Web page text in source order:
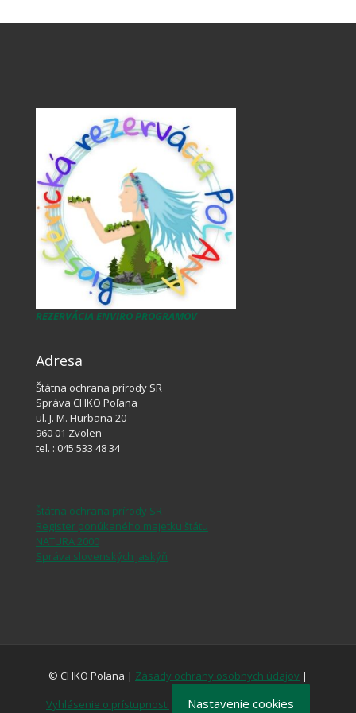
REZERVÁCIA ENVIRO PROGRAMOV
Adresa
Štátna ochrana prírody SR
Správa CHKO Poľana
ul. J. M. Hurbana 20
960 01 Zvolen
tel. : 045 533 48 34
Štátna ochrana prírody SR
Register ponúkaného majetku štátu
NATURA 2000
Správa slovenských jaskýň
© CHKO Poľana | Zásady ochrany osobných údajov |
Vyhlásenie o prístupnosti
Nastavenie cookies